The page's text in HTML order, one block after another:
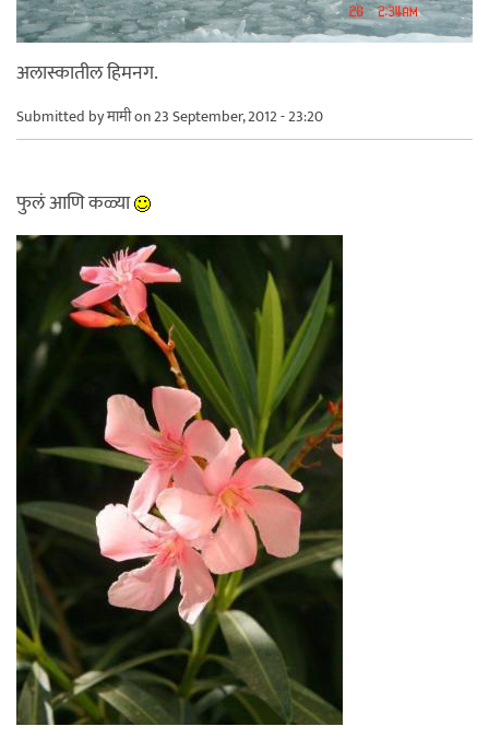
अलास्कातील हिमनग.
Submitted byमामीon 23 September, 2012 - 23:20
फुलं आणि कळ्या